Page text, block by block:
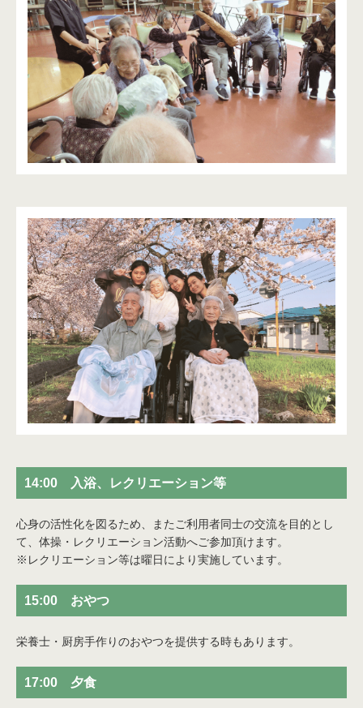
14:00 入浴、レクリエーション等
心身の活性化を図るため、またご利用者同士の交流を目的とし
て、体操・レクリエーション活動へご参加頂けます。
※レクリエーション等は曜日により実施しています。
15:00 おやつ
栄養士・厨房手作りのおやつを提供する時もあります。
17:00 夕食